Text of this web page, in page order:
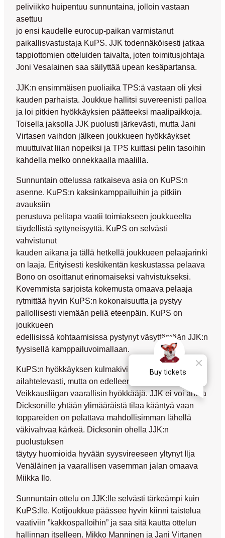
peliviikko huipentuu sunnuntaina, jolloin vastaan
asettuu
jo ensi kaudelle eurocup-paikan varmistanut
paikallisvastustaja KuPS. JJK todennäköisesti jatkaa
tappiottomien otteluiden taivalta, joten toimitusjohtaja
Joni Vesalainen saa säilyttää upean kesäpartansa.
JJK:n ensimmäisen puoliaika TPS:ä vastaan oli yksi
kauden parhaista. Joukkue hallitsi suvereenisti palloa
ja loi pitkien hyökkäyksien päätteeksi maalipaikkoja.
Toisella jaksolla JJK puolusti järkevästi, mutta Jani
Virtasen vaihdon jälkeen joukkueen hyökkäykset
muuttuivat liian nopeiksi ja TPS kuittasi pelin tasoihin
kahdella melko onnekkaalla maalilla.
Sunnuntain ottelussa ratkaiseva asia on KuPS:n
asenne. KuPS:n kaksinkamppailuihin ja pitkiin
avauksiin
perustuva pelitapa vaatii toimiakseen joukkueelta
täydellistä syttyneisyyttä. KuPS on selvästi
vahvistunut
kauden aikana ja tällä hetkellä joukkueen pelaajarinki
on laaja. Erityisesti keskikentän keskustassa pelaava
Bono on osoittanut erinomaiseksi vahvistukseksi.
Kovemmista sarjoista kokemusta omaava pelaaja
rytmittää hyvin KuPS:n kokonaisuutta ja pystyy
pallollisesti viemään peliä eteenpäin. KuPS on
joukkueen
edellisissä kohtaamisissa pystynyt väsyttämään JJK:n
fyysisellä kamppailuvoimallaan.
KuPS:n hyökkäyksen kulmakivi Dicksonon pelannut
ailahtelevasti, mutta on edelleen terävimmillään
Veikkausliigan vaarallisin hyökkääjä. JJK ei voi antaa
Dicksonille yhtään ylimääräistä tilaa kääntyä vaan
toppareiden on pelattava mahdollisimman lähellä
väkivahvaa kärkeä. Dicksonin ohella JJK:n
puolustuksen
täytyy huomioida hyvään syysvireeseen yltynytIlja
Venäläinen ja vaarallisen vasemman jalan omaava
Miikka Ilo.
Sunnuntain ottelu on JJK:lle selvästi tärkeämpi kuin
KuPS:lle. Kotijoukkue päässee hyvin kiinni taistelua
vaativiin ”kakkospalloihin” ja saa sitä kautta ottelun
hallinnan itselleen. Mikko Manninen ja Jani Virtanen